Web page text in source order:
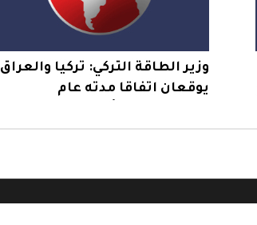
وزير الطاقة التركي: تركيا والعراق
يوقعان اتفاقا مدته عام
المؤدي إلى ميناء جيهان